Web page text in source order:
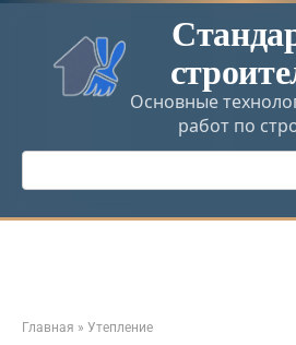
Перейти
контенту
Основные
работ по
Поиск:
Главная » Утепление